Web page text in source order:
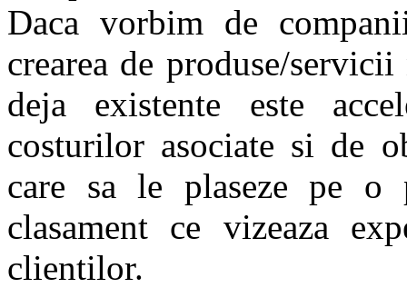
Daca vorbim de
crearea de produse/
deja existente este
costurilor asociate si de
care sa le plaseze pe o
clasament ce vizeaza
clientilor.